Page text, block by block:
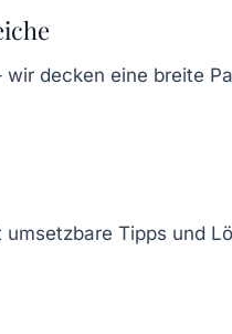
decken eine breite
Tipps und